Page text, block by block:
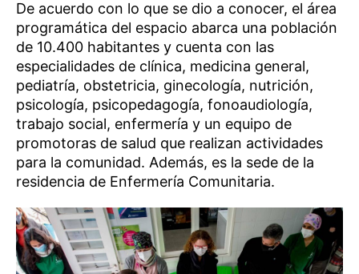
De acuerdo con lo que se dio a conocer, el área
programática del espacio abarca una población
de 10.400 habitantes y cuenta con las
especialidades de clínica, medicina general,
pediatría, obstetricia, ginecología, nutrición,
psicología, psicopedagogía, fonoaudiología,
trabajo social, enfermería y un equipo de
promotoras de salud que realizan actividades
para la comunidad. Además, es la sede de la
residencia de Enfermería Comunitaria.